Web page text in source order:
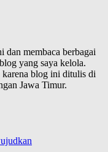
dan membaca berbagai
yang saya kelola.
karena blog ini ditulis di
Jawa Timur.